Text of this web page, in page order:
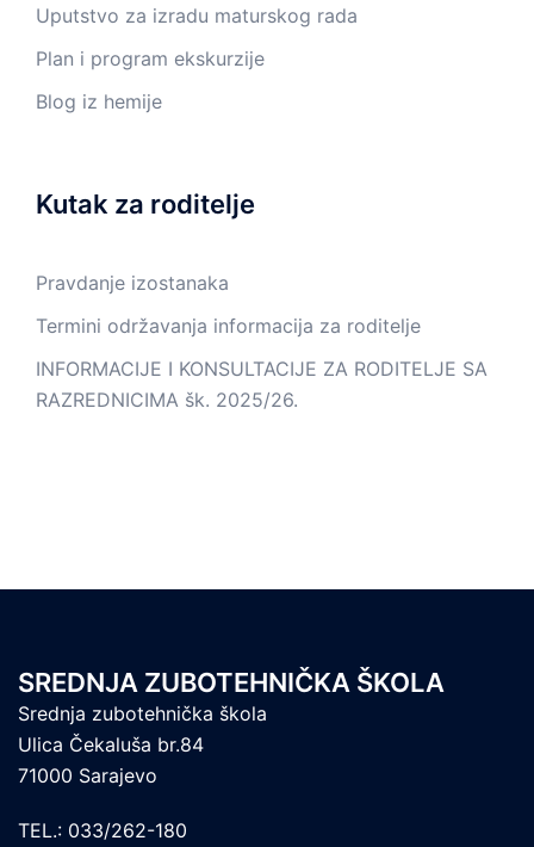
Uputstvo za izradu maturskog rada
Plan i program ekskurzije
Blog iz hemije
Kutak za roditelje
Pravdanje izostanaka
Termini održavanja informacija za roditelje
INFORMACIJE I KONSULTACIJE ZA RODITELJE SA
RAZREDNICIMA šk. 2025/26.
SREDNJA ZUBOTEHNIČKA ŠKOLA
Srednja zubotehnička škola
Ulica Čekaluša br.84
71000 Sarajevo
TEL.: 033/262-180